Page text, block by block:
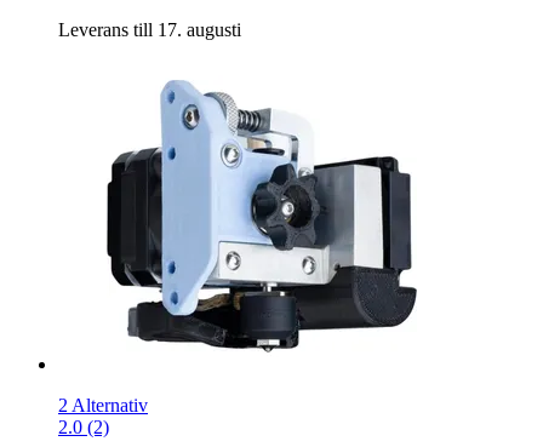
Leverans till 17. augusti
2 Alternativ
2.0 (2)